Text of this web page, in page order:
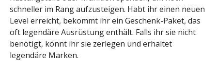
schneller im Rang aufzusteigen. Habt ihr einen neuen
Level erreicht, bekommt ihr ein Geschenk-Paket, das
oft legendäre Ausrüstung enthält. Falls ihr sie nicht
benötigt, könnt ihr sie zerlegen und erhaltet
legendäre Marken.